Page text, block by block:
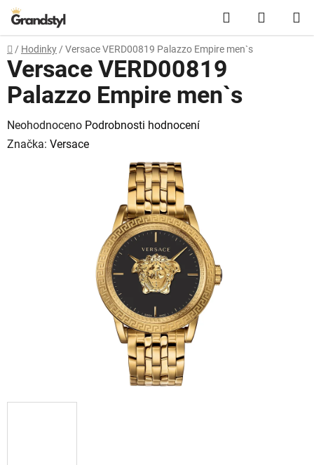
Přejít na obsah Hledat
Domů
/ Hodinky / Versace VERD00819 Palazzo Empire men`s
Versace VERD00819
Palazzo Empire men`s
Průměrné hodnocení produktu je 0,0 z 5 hvězdiček.
Neohodnoceno Podrobnosti hodnocení
Značka: Versace